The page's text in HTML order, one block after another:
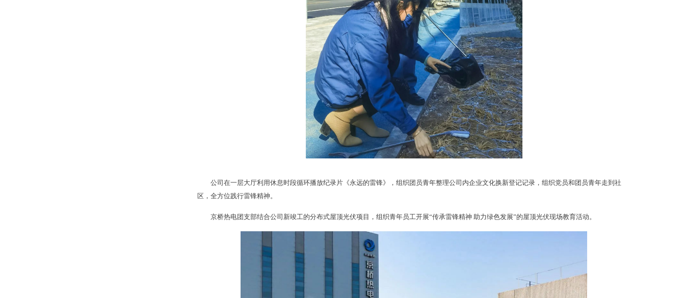
公司在一层大厅利用休息时段循环播放纪录片《永远的雷锋》，组织团员青年整理公司内企业文化换新登记记录，组织党员和团员青年走到社
区，全方位践行雷锋精神。
京桥热电团支部结合公司新竣工的分布式屋顶光伏项目，组织青年员工开展“传承雷锋精神 助力绿色发展”的屋顶光伏现场教育活动。